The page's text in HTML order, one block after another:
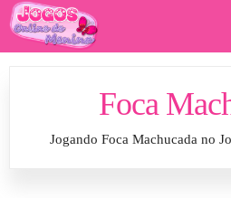
Foca
Jogando Foca Machucada no